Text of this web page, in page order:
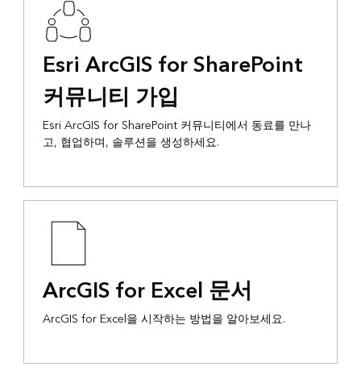
Esri ArcGIS for SharePoint
커뮤니티 가입
Esri ArcGIS for SharePoint 커뮤니티에서 동료를 만나
고, 협업하며, 솔루션을 생성하세요.
ArcGIS for Excel 문서
ArcGIS for Excel을 시작하는 방법을 알아보세요.